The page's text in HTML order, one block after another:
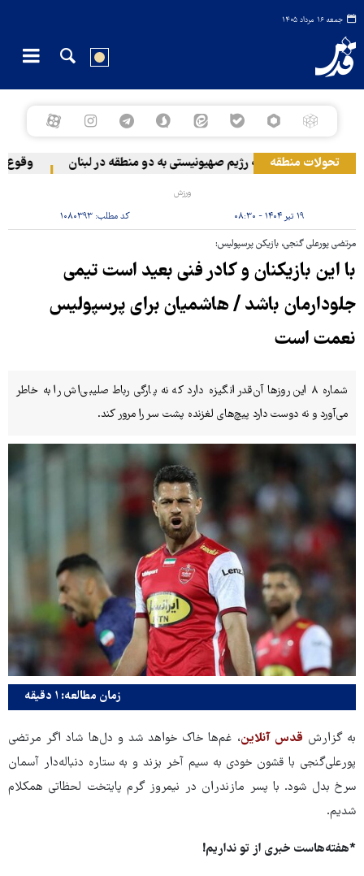
جمعه ۱۶ مرداد ۱۴۰۵
تحولات منطقهحمله رژیم صهیونیستی به دو منطقه در لبنان وقوع
ورزش
۱۹ تیر ۱۴۰۴ - ۰۸:۳۰ کد مطلب: ۱۰۸۰۳۹۳
مرتضی پورعلی گنجی، بازیکن پرسپولیس:
با این بازیکنان و کادر فنی بعید است تیمی
جلودارمان باشد / هاشمیان برای پرسپولیس
نعمت است
شماره ۸ این روزها آن‌قدر انگیزه دارد که نه پارگی رباط صلیبی‌اش را به خاطر
می‌آورد و نه دوست دارد پیچ‌های لغزنده پشت سر را مرور کند.
زمان مطالعه: ۱ دقیقه
به گزارش قدس آنلاین، غم‌ها خاک خواهد شد و دل‌ها شاد اگر مرتضی
پورعلی‌گنجی با قشون خودی به سیم آخر بزند و به ستاره دنباله‌دار آسمان
سرخ بدل شود. با پسر مازندران در نیمروز گرم پایتخت لحظاتی همکلام
شدیم.
*هفته‌هاست خبری از تو نداریم!